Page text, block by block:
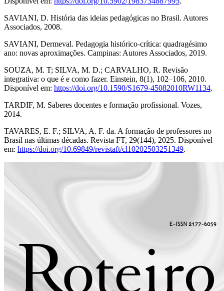
SAVIANI, D. História das ideias pedagógicas no Brasil. Autores
Associados, 2008.
SAVIANI, Dermeval. Pedagogia histórico-crítica: quadragésimo
ano: novas aproximações. Campinas: Autores Associados, 2019.
SOUZA, M. T; SILVA, M. D.; CARVALHO, R. Revisão
integrativa: o que é e como fazer. Einstein, 8(1), 102–106, 2010.
Disponível em: https://doi.org/10.1590/S1679-45082010RW1134.
TARDIF, M. Saberes docentes e formação profissional. Vozes,
2014.
TAVARES, E. F.; SILVA, A. F. da. A formação de professores no
Brasil nas últimas décadas. Revista FT, 29(144), 2025. Disponível
em: https://doi.org/10.69849/revistaft/cl10202503251349.